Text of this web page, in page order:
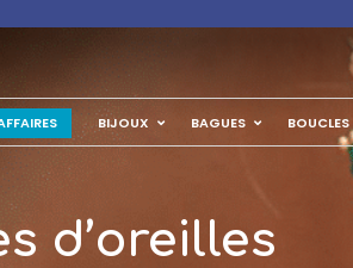
BIJOUX BAGUES BOUCLES
d’oreilles